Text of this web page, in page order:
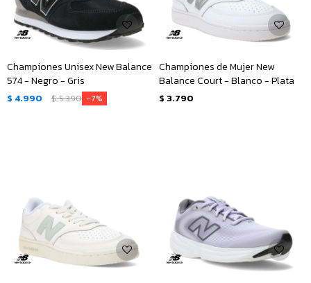
Championes Unisex New Balance
574 - Negro - Gris
$ 4.990 $5.390 7
Championes de Mujer New
Balance Court - Blanco - Plata
$ 3.790